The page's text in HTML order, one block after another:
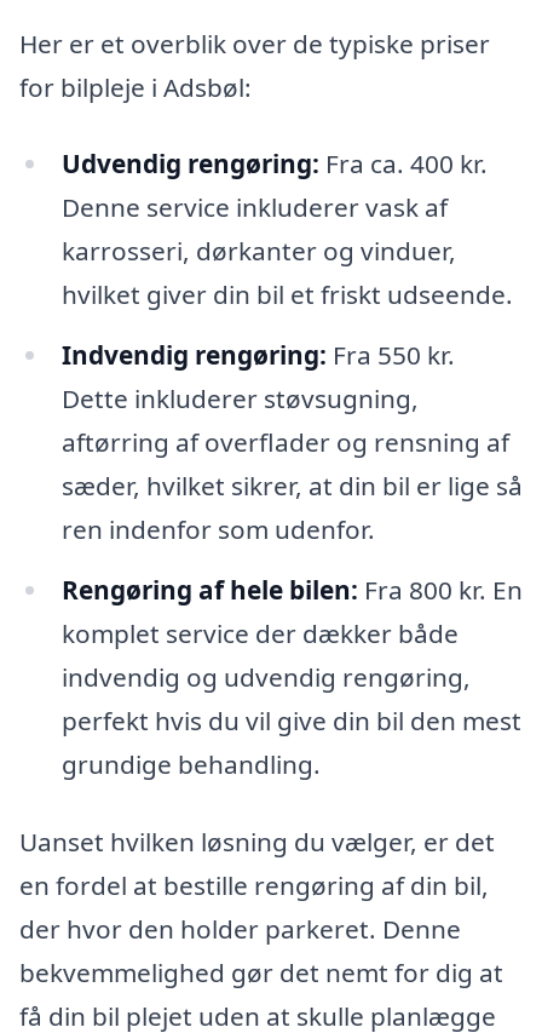
Her er et overblik over de typiske priser
for bilpleje i Adsbøl:
Udvendig rengøring: Fra ca. 400 kr.
Denne service inkluderer vask af
karrosseri, dørkanter og vinduer,
hvilket giver din bil et friskt udseende.
Indvendig rengøring: Fra 550 kr.
Dette inkluderer støvsugning,
aftørring af overflader og rensning af
sæder, hvilket sikrer, at din bil er lige så
ren indenfor som udenfor.
Rengøring af hele bilen: Fra 800 kr. En
komplet service der dækker både
indvendig og udvendig rengøring,
perfekt hvis du vil give din bil den mest
grundige behandling.
Uanset hvilken løsning du vælger, er det
en fordel at bestille rengøring af din bil,
der hvor den holder parkeret. Denne
bekvemmelighed gør det nemt for dig at
få din bil plejet uden at skulle planlægge